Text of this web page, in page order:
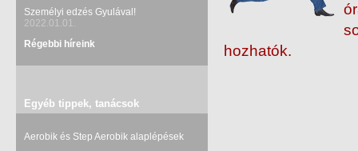
Személyi edzés Gyulával!
2022.01.01.
Régebbi híreink
Egyéb tippek, tanácsok
Aerobik és Step Aerobik alaplépések
hozhatók.